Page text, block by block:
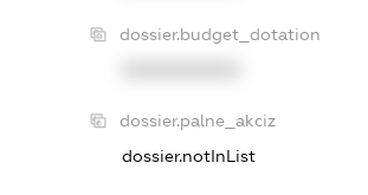
dossier.budget_dotation
dossier.palne_akciz
dossier.notInList